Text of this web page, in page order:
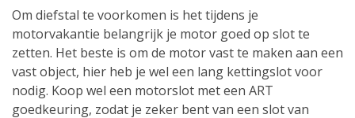
Om diefstal te voorkomen is het tijdens je
motorvakantie belangrijk je motor goed op slot te
zetten. Het beste is om de motor vast te maken aan een
vast object, hier heb je wel een lang kettingslot voor
nodig. Koop wel een motorslot met een ART
goedkeuring, zodat je zeker bent van een slot van